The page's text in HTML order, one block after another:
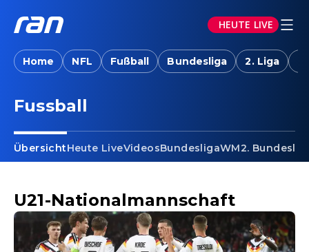
HEUTE LIVE
Home NFL Fußball Bundesliga 2. Liga
Fussball - U21-
Fussball
ÜbersichtHeute LiveVideosBundesligaWM2.
U21-Nationalmannschaft